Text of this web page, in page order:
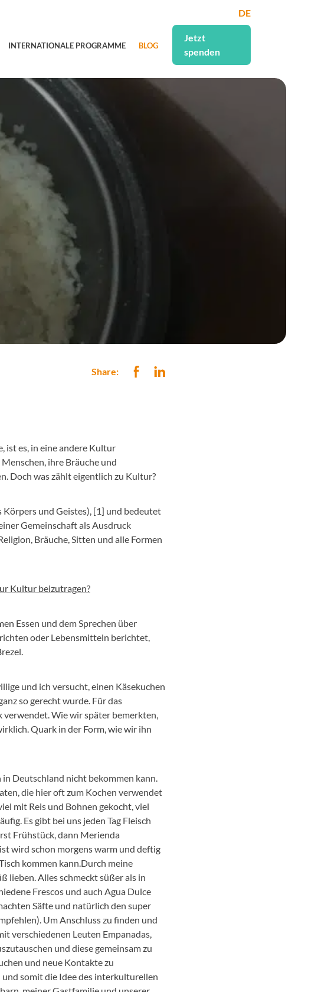
DE
INTERNATIONALE PROGRAMME BLOG
Jetzt
spenden
Share:
ist es, in eine andere Kultur
ihre Bräuche und
Doch was zählt eigentlich zu Kultur?
Körpers und Geistes), [1] und bedeutet
Gemeinschaft als Ausdruck
Bräuche, Sitten und alle Formen
Kultur beizutragen?
Essen und dem Sprechen über
oder Lebensmitteln berichtet,
und ich versucht, einen Käsekuchen
so gerecht wurde. Für das
Wie wir später bemerkten,
Quark in der Form, wie wir ihn
Deutschland nicht bekommen kann.
die hier oft zum Kochen verwendet
mit Reis und Bohnen gekocht, viel
Es gibt bei uns jeden Tag Fleisch
Frühstück, dann Merienda
wird schon morgens warm und deftig
kommen kann.Durch meine
lieben. Alles schmeckt süßer als in
Frescos und auch Agua Dulce
Säfte und natürlich den super
Um Anschluss zu finden und
verschiedenen Leuten Empanadas,
und diese gemeinsam zu
und neue Kontakte zu
somit die Idee des interkulturellen